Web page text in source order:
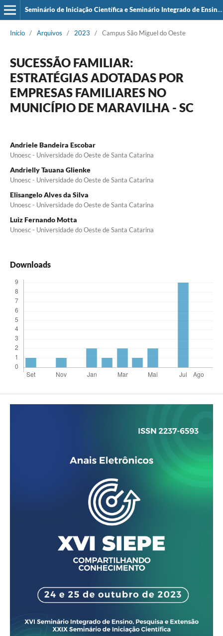
Seminário de Iniciação Científica e Seminário Integrado de Ensino, Pesquisa e Extensão (SIEPE)
Início / Arquivos / 2023 / Campus São Miguel do Oeste
SUCESSÃO FAMILIAR:
ESTRATÉGIAS ADOTADAS POR
EMPRESAS FAMILIARES NO
MUNICÍPIO DE MARAVILHA - SC
Andriele Bandeira Escobar
Unoesc - Universidade do Oeste de Santa Catarina
Andrielly Tauana Glienke
Unoesc - Universidade do Oeste de Santa Catarina
Elisangelo Alves da Silva
Unoesc - Universidade do Oeste de Santa Catarina
Luiz Fernando Motta
Unoesc - Universidade do Oeste de Santa Catarina
Downloads